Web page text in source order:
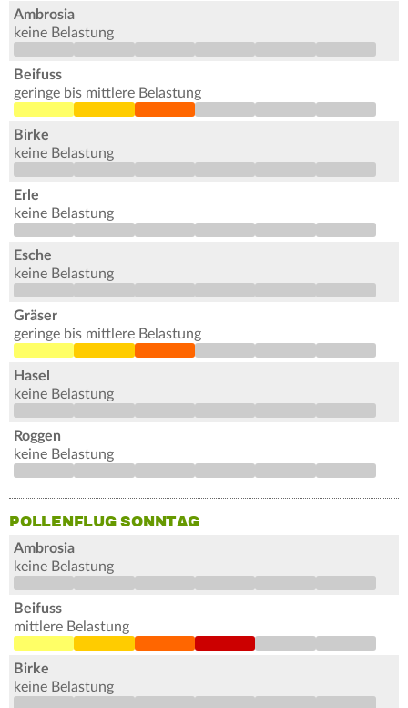
Ambrosia
keine Belastung
Beifuss
geringe bis mittlere Belastung
Birke
keine Belastung
Erle
keine Belastung
Esche
keine Belastung
Gräser
geringe bis mittlere Belastung
Hasel
keine Belastung
Roggen
keine Belastung
POLLENFLUG SONNTAG
Ambrosia
keine Belastung
Beifuss
mittlere Belastung
Birke
keine Belastung